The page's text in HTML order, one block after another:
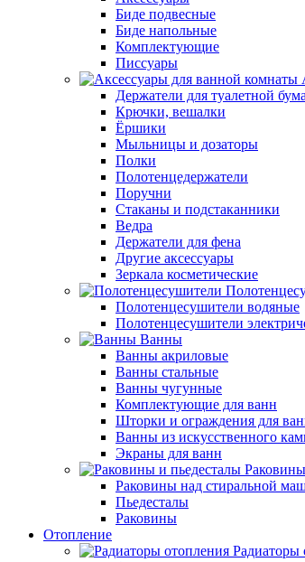
Биде подвесные
Биде напольные
Комплектующие
Писсуары
Держатели для туалетной
Крючки, вешалки
Ёршики
Мыльницы и дозаторы
Полки
Полотенцедержатели
Поручни
Стаканы и подстаканники
Ведра
Держатели для фена
Другие аксессуары
Зеркала косметические
Полотенцесушители водяные
Полотенцесушители
Ванны
Ванны акриловые
Ванны стальные
Ванны чугунные
Комплектующие для ванн
Шторки и ограждения для
Ванны из искусственного
Экраны для ванн
Раковины над стиральной
Пьедесталы
Раковины
Отопление
Радиаторы